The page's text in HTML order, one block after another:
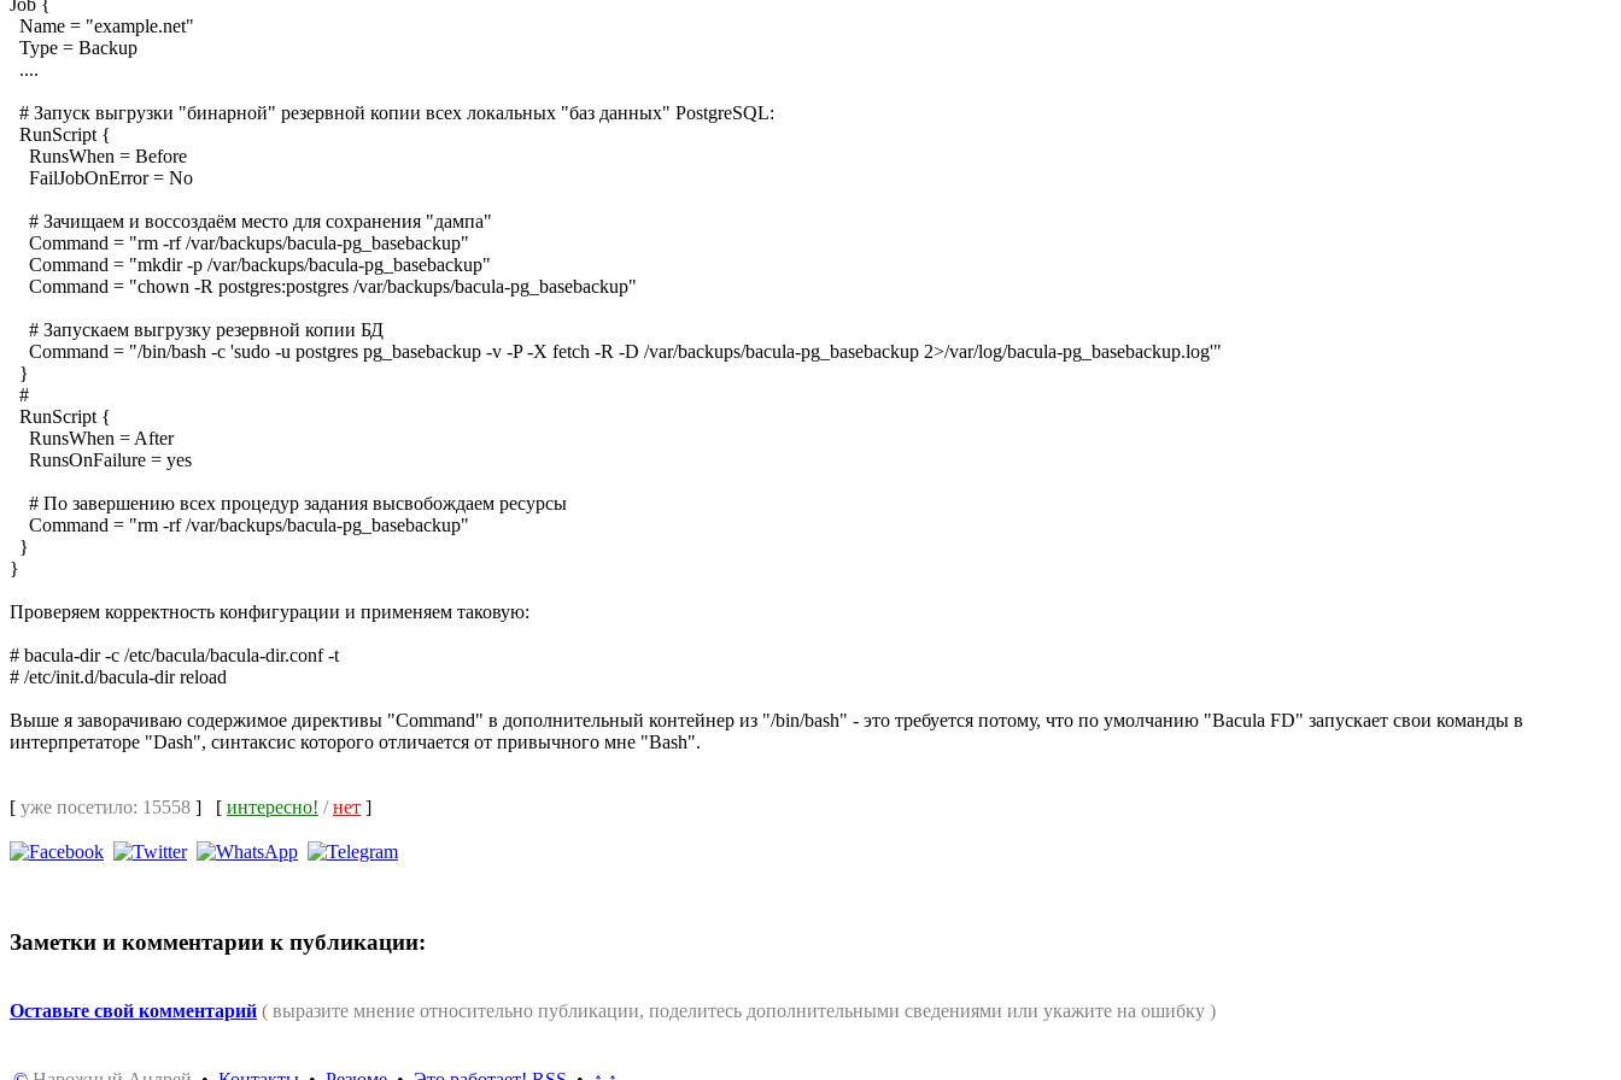
Name = "example.net"
Type = Backup
....
# Запуск выгрузки "бинарной" резервной копии всех локальных "баз данных" PostgreSQL:
RunScript {
RunsWhen = Before
FailJobOnError = No
# Зачищаем и воссоздаём место для сохранения "дампа"
Command = "rm -rf /var/backups/bacula-pg_basebackup"
Command = "mkdir -p /var/backups/bacula-pg_basebackup"
Command = "chown -R postgres:postgres /var/backups/bacula-pg_basebackup"
# Запускаем выгрузку резервной копии БД
Command = "/bin/bash -c 'sudo -u postgres pg_basebackup -v -P -X fetch -R -D /var/backups/bacula-pg_basebackup 2>/var/log/bacula-pg_basebackup.log'"
}
#
RunScript {
RunsWhen = After
RunsOnFailure = yes
# По завершению всех процедур задания высвобождаем ресурсы
Command = "rm -rf /var/backups/bacula-pg_basebackup"
}
}
Проверяем корректность конфигурации и применяем таковую:
# bacula-dir -c /etc/bacula/bacula-dir.conf -t
# /etc/init.d/bacula-dir reload
Выше я заворачиваю содержимое директивы "Command" в дополнительный контейнер из "/bin/bash" - это требуется потому, что по умолчанию "Bacula FD" запускает свои команды в
интерпретаторе "Dash", синтаксис которого отличается от привычного мне "Bash".
[ уже посетило: 15558 ] [ интересно! /нет ]
Заметки и комментарии к публикации:
Оставьте свой комментарий ( выразите мнение относительно публикации, поделитесь дополнительными сведениями или укажите на ошибку )